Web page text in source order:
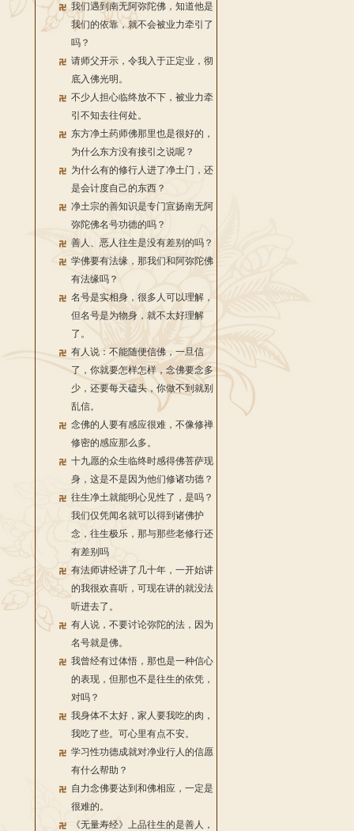
我们遇到南无阿弥陀佛，知道他是
我们的依靠，就不会被业力牵引了
吗？
请师父开示，令我入于正定业，彻
底入佛光明。
不少人担心临终放不下，被业力牵
引不知去往何处。
东方净土药师佛那里也是很好的，
为什么东方没有接引之说呢？
为什么有的修行人进了净土门，还
是会计度自己的东西？
净土宗的善知识是专门宣扬南无阿
弥陀佛名号功德的吗？
善人、恶人往生是没有差别的吗？
学佛要有法缘，那我们和阿弥陀佛
有法缘吗？
名号是实相身，很多人可以理解，
但名号是为物身，就不太好理解
了。
有人说：不能随便信佛，一旦信
了，你就要怎样怎样，念佛要念多
少，还要每天磕头，你做不到就别
乱信。
念佛的人要有感应很难，不像修禅
修密的感应那么多。
十九愿的众生临终时感得佛菩萨现
身，这是不是因为他们修诸功德？
往生净土就能明心见性了，是吗？
我们仅凭闻名就可以得到诸佛护
念，往生极乐，那与那些老修行还
有差别吗
有法师讲经讲了几十年，一开始讲
的我很欢喜听，可现在讲的就没法
听进去了。
有人说，不要讨论弥陀的法，因为
名号就是佛。
我曾经有过体悟，那也是一种信心
的表现，但那也不是往生的依凭，
对吗？
我身体不太好，家人要我吃的肉，
我吃了些。可心里有点不安。
学习性功德成就对净业行人的信愿
有什么帮助？
自力念佛要达到和佛相应，一定是
很难的。
《无量寿经》上品往生的是善人，